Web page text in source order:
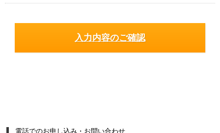
電話でのお申し込み・お問い合わせ